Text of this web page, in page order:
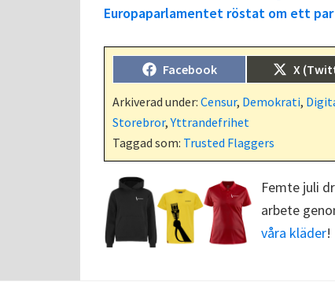
Europaparlamentet röstat om ett
Dela
på
Facebook
Dela
på
X
Arkiverad under: Censur, Demokrati,
Storebror,Yttrandefrihet
Taggad som: Trusted Flaggers
Femte juli
arbete
våra kläder!